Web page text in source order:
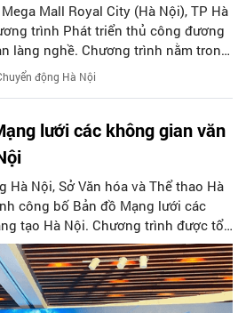
Mall Royal City (Hà Nội), TP Hà
trình Phát triển thủ công đương
làng nghề. Chương trình nằm trong
kế sáng tạo Hà Nội 2026, đánh dấu
hình hợp tác mới giữa nghệ nhân
sáng tạo.
động Hà Nội
lưới các không gian văn
Hà Nội, Sở Văn hóa và Thể thao Hà
công bố Bản đồ Mạng lưới các
tạo Hà Nội. Chương trình được tổ
kết nối hệ sinh thái sáng tạo của
của các không gian văn hóa
phố, đồng thời triển khai các
hội Thiết kế sáng tạo Hà Nội năm